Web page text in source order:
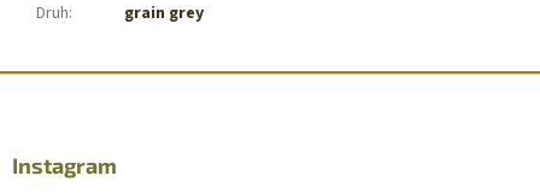
Druh: grain grey
Instagram